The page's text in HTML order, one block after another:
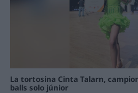
La tortosina Cinta Talarn,
balls solo júnior